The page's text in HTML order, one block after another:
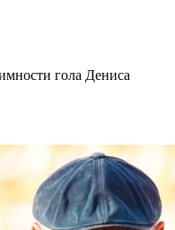
гола Дениса